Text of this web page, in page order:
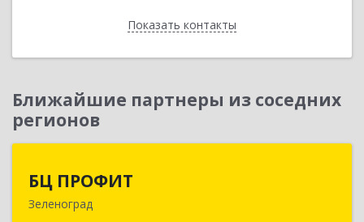
Показать контакты
Назад
Ближайшие партнеры из соседних
регионов
БЦ ПРОФИТ
Зеленоград124482, Москва г, Зеленоград г, корпус 340,